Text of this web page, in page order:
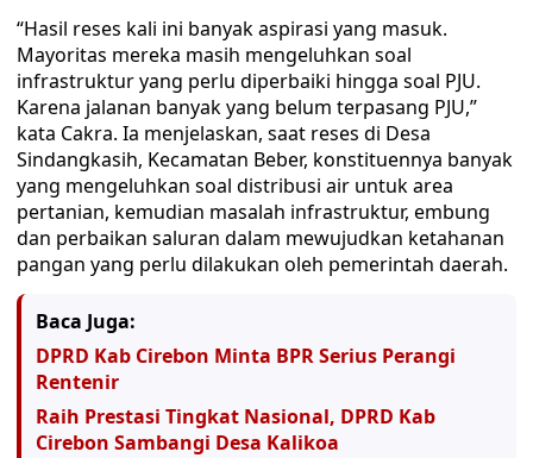
“Hasil reses kali ini banyak aspirasi yang masuk.
Mayoritas mereka masih mengeluhkan soal
infrastruktur yang perlu diperbaiki hingga soal PJU.
Karena jalanan banyak yang belum terpasang PJU,”
kata Cakra. Ia menjelaskan, saat reses di Desa
Sindangkasih, Kecamatan Beber, konstituennya banyak
yang mengeluhkan soal distribusi air untuk area
pertanian, kemudian masalah infrastruktur, embung
dan perbaikan saluran dalam mewujudkan ketahanan
pangan yang perlu dilakukan oleh pemerintah daerah.
Baca Juga:
DPRD Kab Cirebon Minta BPR Serius Perangi
Rentenir
Raih Prestasi Tingkat Nasional, DPRD Kab
Cirebon Sambangi Desa Kalikoa